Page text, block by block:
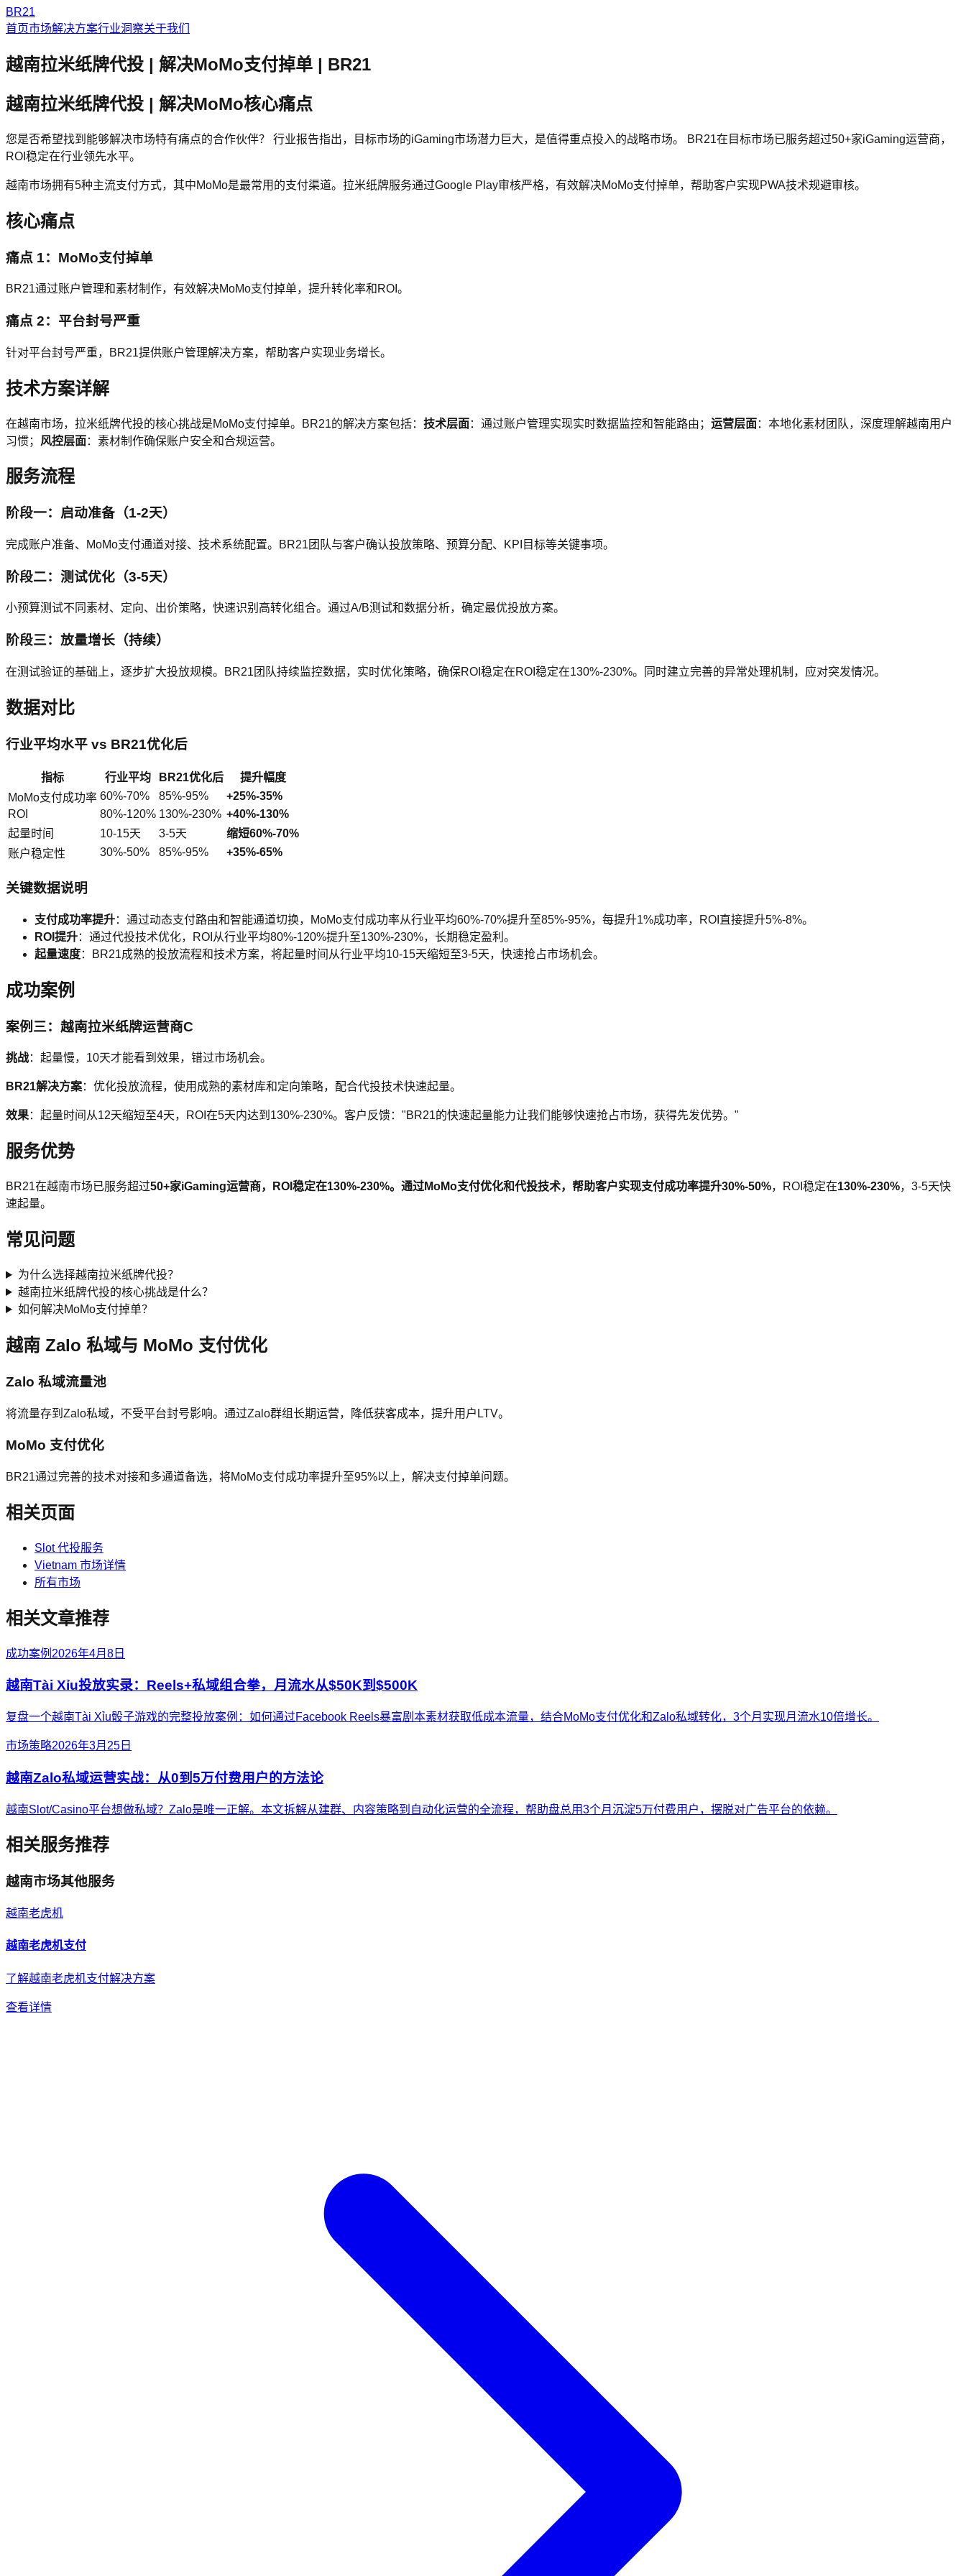
BR21
首页市场解决方案行业洞察关于我们
越南拉米纸牌代投 | 解决MoMo支付掉单 | BR21
越南拉米纸牌代投 | 解决MoMo核心痛点
您是否希望找到能够解决市场特有痛点的合作伙伴？ 行业报告指出，目标市场的iGaming市场潜力巨大，是值得重点投入的战略市场。 BR21在目标市场已服务超过50+家iGaming运营商，
ROI稳定在行业领先水平。
越南市场拥有5种主流支付方式，其中MoMo是最常用的支付渠道。拉米纸牌服务通过Google Play审核严格，有效解决MoMo支付掉单，帮助客户实现PWA技术规避审核。
核心痛点
痛点 1：MoMo支付掉单
BR21通过账户管理和素材制作，有效解决MoMo支付掉单，提升转化率和ROI。
痛点 2：平台封号严重
针对平台封号严重，BR21提供账户管理解决方案，帮助客户实现业务增长。
技术方案详解
在越南市场，拉米纸牌代投的核心挑战是MoMo支付掉单。BR21的解决方案包括： 技术层面：通过账户管理实现实时数据监控和智能路由； 运营层面：本地化素材团队，深度理解越南用户
习惯； 风控层面：素材制作确保账户安全和合规运营。
服务流程
阶段一：启动准备（1-2天）
完成账户准备、MoMo支付通道对接、技术系统配置。BR21团队与客户确认投放策略、预算分配、KPI目标等关键事项。
阶段二：测试优化（3-5天）
小预算测试不同素材、定向、出价策略，快速识别高转化组合。通过A/B测试和数据分析，确定最优投放方案。
阶段三：放量增长（持续）
在测试验证的基础上，逐步扩大投放规模。BR21团队持续监控数据，实时优化策略，确保ROI稳定在ROI稳定在130%-230%。同时建立完善的异常处理机制，应对突发情况。
数据对比
行业平均水平 vs BR21优化后
指标 行业平均 BR21优化后
提升幅度
MoMo支付成功率 60%-70% 85%-95%
+25%-35%
ROI
80%-120% 130%-230% +40%-130%
起量时间
10-15天 3-5天
缩短60%-70%
账户稳定性
30%-50% 85%-95% +35%-65%
关键数据说明
支付成功率提升：通过动态支付路由和智能通道切换，MoMo支付成功率从行业平均60%-70%提升至85%-95%，每提升1%成功率，ROI直接提升5%-8%。
ROI提升：通过代投技术优化，ROI从行业平均80%-120%提升至130%-230%，长期稳定盈利。
起量速度：BR21成熟的投放流程和技术方案，将起量时间从行业平均10-15天缩短至3-5天，快速抢占市场机会。
成功案例
案例三：越南拉米纸牌运营商C
挑战：起量慢，10天才能看到效果，错过市场机会。
BR21解决方案：优化投放流程，使用成熟的素材库和定向策略，配合代投技术快速起量。
效果：起量时间从12天缩短至4天，ROI在5天内达到130%-230%。客户反馈："BR21的快速起量能力让我们能够快速抢占市场，获得先发优势。"
服务优势
BR21在越南市场已服务超过50+家iGaming运营商，ROI稳定在130%-230%。通过MoMo支付优化和代投技术，帮助客户实现支付成功率提升30%-50%，ROI稳定在130%-230%，3-5天快
速起量。
常见问题
为什么选择越南拉米纸牌代投？
越南拉米纸牌代投的核心挑战是什么？
如何解决MoMo支付掉单？
越南 Zalo 私域与 MoMo 支付优化
Zalo 私域流量池
将流量存到Zalo私域，不受平台封号影响。通过Zalo群组长期运营，降低获客成本，提升用户LTV。
MoMo 支付优化
BR21通过完善的技术对接和多通道备选，将MoMo支付成功率提升至95%以上，解决支付掉单问题。
相关页面
Slot 代投服务
Vietnam 市场详情
所有市场
相关文章推荐
成功案例 2026年4月8日
越南Tài Xỉu投放实录：Reels+私域组合拳，月流水从$50K到$500K
复盘一个越南Tài Xỉu骰子游戏的完整投放案例：如何通过Facebook Reels暴富剧本素材获取低成本流量，结合MoMo支付优化和Zalo私域转化，3个月实现月流水10倍增长。
市场策略2026年3月25日
越南Zalo私域运营实战：从0到5万付费用户的方法论
越南Slot/Casino平台想做私域？Zalo是唯一正解。本文拆解从建群、内容策略到自动化运营的全流程，帮助盘总用3个月沉淀5万付费用户，摆脱对广告平台的依赖。
相关服务推荐
越南市场其他服务
越南老虎机
越南老虎机支付
了解越南老虎机支付解决方案
查看详情